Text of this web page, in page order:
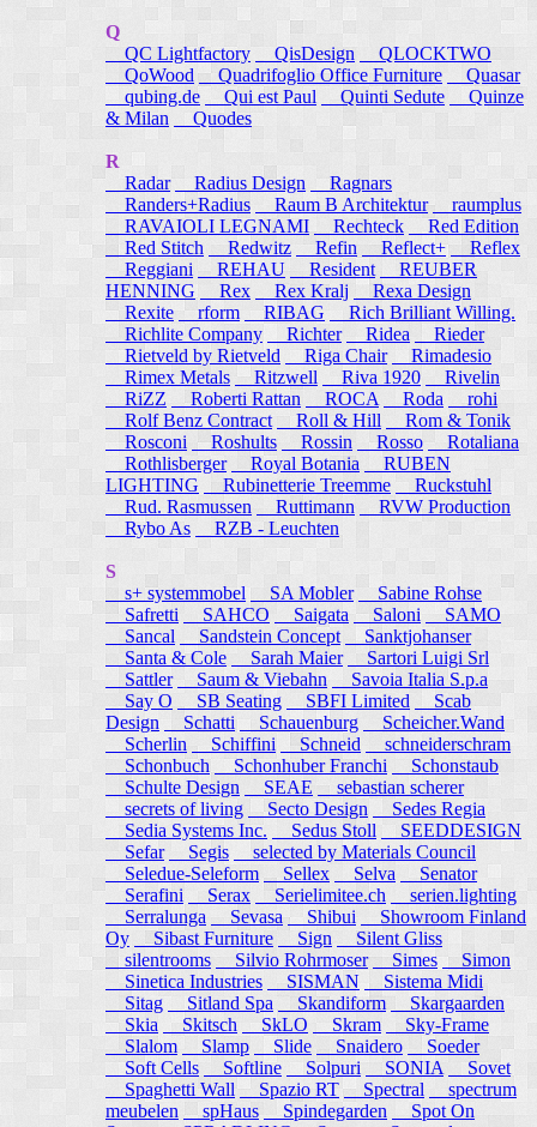
Q
QC Lightfactory
QisDesign
QLOCKTWO
QoWood Quadrifoglio Office Furniture
Quasar
qubing.de
Qui est Paul Quinti Sedute
Quinze
& Milan
Quodes
R
Radar
Radius Design
Ragnars
Randers+Radius
Raum B Architektur raumplus
RAVAIOLI LEGNAMI
Rechteck
Red Edition
Red Stitch
Redwitz Refin Reflect+
Reflex
Reggiani
REHAU Resident
REUBER
HENNING
Rex Rex Kralj
Rexa Design
Rexite
rform RIBAG
Rich Brilliant Willing.
Richlite Company
Richter Ridea
Rieder
Rietveld by Rietveld
Riga Chair
Rimadesio
Rimex Metals
Ritzwell Riva 1920
Rivelin
RiZZ
Roberti Rattan ROCA Roda
rohi
Rolf Benz Contract
Roll & Hill
Rom & Tonik
Rosconi Roshults Rossin Rosso
Rotaliana
Rothlisberger
Royal Botania
RUBEN
LIGHTING
Rubinetterie Treemme
Ruckstuhl
Rud. Rasmussen
Ruttimann
RVW Production
Rybo As
RZB - Leuchten
S
s+ systemmobel
SA Mobler
Sabine Rohse
Safretti
SAHCO Saigata Saloni
SAMO
Sancal
Sandstein Concept
Sanktjohanser
Santa & Cole
Sarah Maier
Sartori Luigi Srl
Sattler
Saum & Viebahn
Savoia Italia S.p.a
Say O
SB Seating SBFI Limited
Scab
Design
Schatti Schauenburg
Scheicher.Wand
Scherlin
Schiffini Schneid
schneiderschram
Schonbuch
Schonhuber Franchi
Schonstaub
Schulte Design
SEAE
sebastian scherer
secrets of living
Secto Design
Sedes Regia
Sedia Systems Inc.
Sedus Stoll
SEEDDESIGN
Sefar
Segis
selected by Materials Council
Seledue-Seleform
Sellex Selva
Senator
Serafini
Serax Serielimitee.ch
serien.lighting
Serralunga
Sevasa Shibui
Showroom Finland
Oy
Sibast Furniture Sign
Silent Gliss
silentrooms
Silvio Rohrmoser Simes Simon
Sinetica Industries
SISMAN
Sistema Midi
Sitag
Sitland Spa Skandiform
Skargaarden
Skia
Skitsch SkLO Skram
Sky-Frame
Slalom
Slamp Slide Snaidero
Soeder
Soft Cells
Softline Solpuri SONIA
Sovet
Spaghetti Wall
Spazio RT Spectral
spectrum
meubelen
spHaus Spindegarden
Spot On